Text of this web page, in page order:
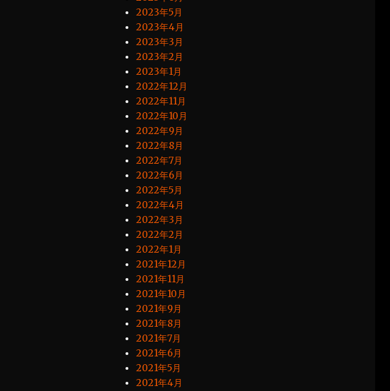
2023年5月
2023年4月
2023年3月
2023年2月
2023年1月
2022年12月
2022年11月
2022年10月
2022年9月
2022年8月
2022年7月
2022年6月
2022年5月
2022年4月
2022年3月
2022年2月
2022年1月
2021年12月
2021年11月
2021年10月
2021年9月
2021年8月
2021年7月
2021年6月
2021年5月
2021年4月